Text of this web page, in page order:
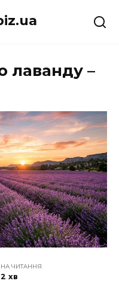
лаванду –
НА ЧИТАННЯ
2 хв